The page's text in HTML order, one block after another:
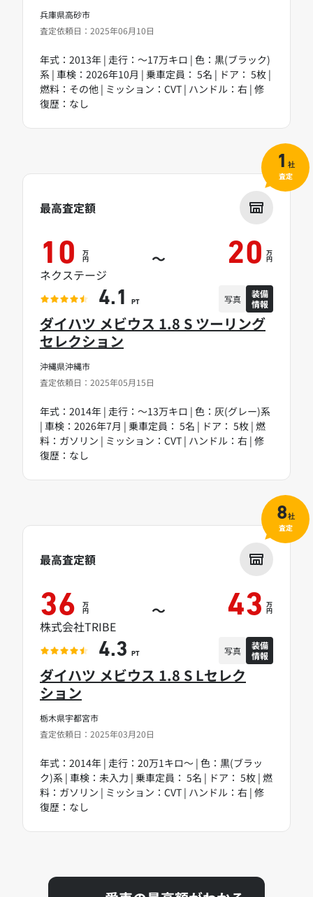
兵庫県高砂市
査定依頼日：2025年06月10日
年式：2013年 | 走行：～17万キロ | 色：黒(ブラック)
系 | 車検：2026年10月 | 乗車定員： 5名 | ドア： 5枚 |
燃料：その他 | ミッション：CVT | ハンドル：右 | 修
復歴：なし
沖縄県沖縄市
査定依頼日：2025年05月15日
ダイハツ メビウス 1.8 S ツーリング
セレクション
年式：2014年 | 走行：～13万キロ | 色：灰(グレー)系
| 車検：2026年7月 | 乗車定員： 5名 | ドア： 5枚 | 燃
料：ガソリン | ミッション：CVT | ハンドル：右 | 修
復歴：なし
最高査定額
10 万
円 ～ 20 万
円
ネクステージ
4.1 PT 写真
装備
情報
1 社
査定
栃木県宇都宮市
査定依頼日：2025年03月20日
ダイハツ メビウス 1.8 S Lセレク
ション
年式：2014年 | 走行：20万1キロ～ | 色：黒(ブラッ
ク)系 | 車検：未入力 | 乗車定員： 5名 | ドア： 5枚 | 燃
料：ガソリン | ミッション：CVT | ハンドル：右 | 修
復歴：なし
最高査定額
36 万
円 ～ 43 万
円
株式会社TRIBE
4.3 PT 写真
装備
情報
8社
査定